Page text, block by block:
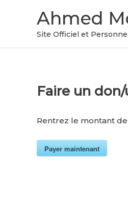
Ahmed
Site Officiel et
Faire un
Rentrez le montant
Payer maintenant